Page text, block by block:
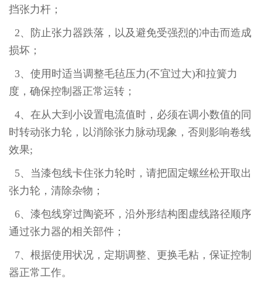
挡张力杆；
2、防止张力器跌落，以及避免受强烈的冲击而造成
损坏；
3、使用时适当调整毛毡压力(不宜过大)和拉簧力
度，确保控制器正常运转；
4、在从大到小设置电流值时，必须在调小数值的同
时转动张力轮，以消除张力脉动现象，否则影响卷线
效果;
5、当漆包线卡住张力轮时，请把固定螺丝松开取出
张力轮，清除杂物；
6、漆包线穿过陶瓷环，沿外形结构图虚线路径顺序
通过张力器的相关部件；
7、根据使用状况，定期调整、更换毛粘，保证控制
器正常工作。